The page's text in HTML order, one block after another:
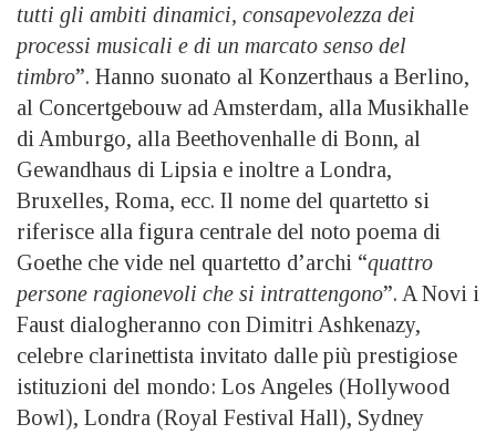
tutti gli ambiti dinamici, consapevolezza dei
processi musicali e di un marcato senso del
timbro”. Hanno suonato al Konzerthaus a Berlino,
al Concertgebouw ad Amsterdam, alla Musikhalle
di Amburgo, alla Beethovenhalle di Bonn, al
Gewandhaus di Lipsia e inoltre a Londra,
Bruxelles, Roma, ecc. Il nome del quartetto si
riferisce alla figura centrale del noto poema di
Goethe che vide nel quartetto d’archi “quattro
persone ragionevoli che si intrattengono”. A Novi i
Faust dialogheranno con Dimitri Ashkenazy,
celebre clarinettista invitato dalle più prestigiose
istituzioni del mondo: Los Angeles (Hollywood
Bowl), Londra (Royal Festival Hall), Sydney